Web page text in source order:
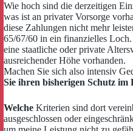
Wie hoch sind die derzeitigen
was ist an privater Vorsorge
diese Zahlungen nicht mehr
65/67/60 in ein finanzielles
eine staatliche oder private
ausreichender Höhe vorhanden.
Machen Sie sich also intensiv
Sie ihren bisherigen Schutz
Welche Kriterien sind dort
ausgeschlossen oder